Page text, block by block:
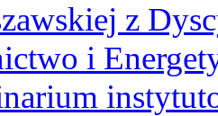
z
i